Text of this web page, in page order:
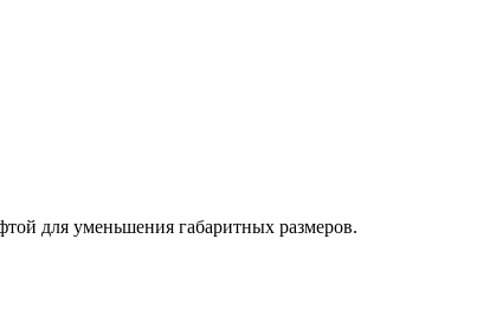
для уменьшения габаритных размеров.